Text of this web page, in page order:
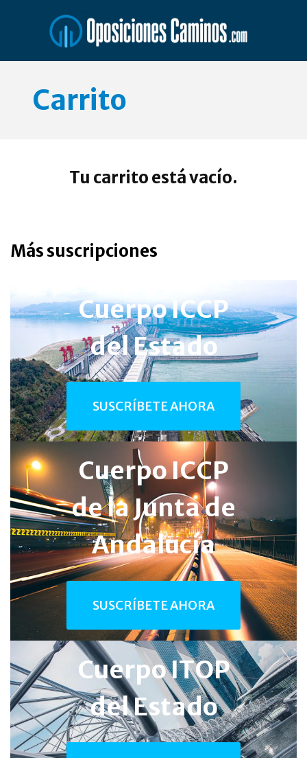
contenido
Carrito
Tu carrito está vacío.
Más suscripciones
Cuerpo ICCP
del Estado
SUSCRÍBETE AHORA
Cuerpo ICCP
de laJunta de
Andalucía
SUSCRÍBETE AHORA
Cuerpo ITOP
del Estado